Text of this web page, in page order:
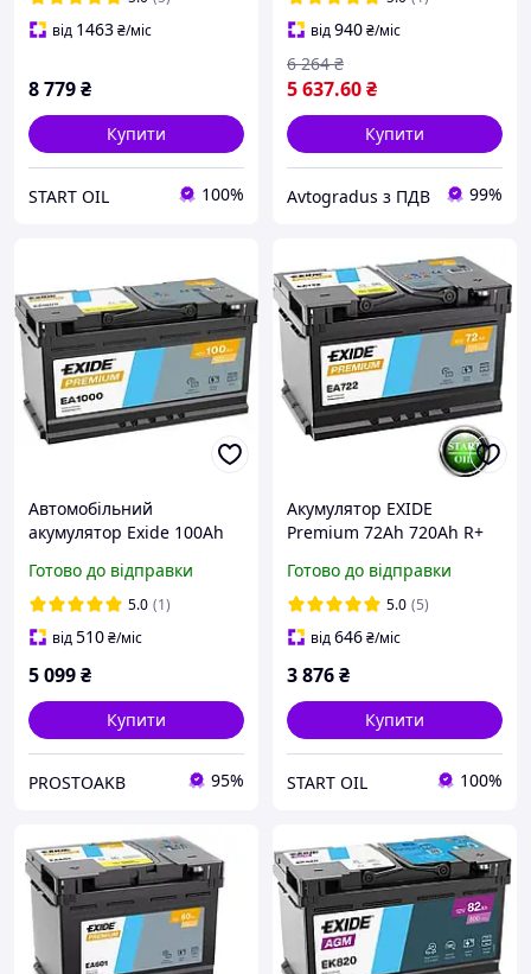
від 1463₴/міс
8 779₴
Купити
START OIL 100%
від940₴/міс
5 637.60₴
6 264 ₴
Купити
Avtogradus з ПДВ 99%
Автомобільний
акумулятор Exide 100Аh
Готово до відправки
5.0 (1)
від510₴/міс
5 099₴
Купити
PROSTOAKB 95%
Акумулятор EXIDE
Premium 72Аh 720Ah R+
Готово до відправки
5.0 (5)
від646₴/міс
3 876₴
Купити
START OIL 100%